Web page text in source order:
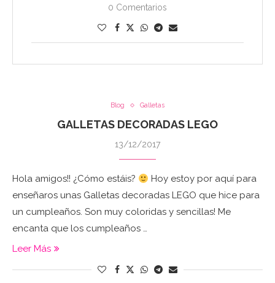
0 Comentarios
Blog Galletas
GALLETAS DECORADAS LEGO
13/12/2017
Hola amigos!! ¿Cómo estáis?
Hoy estoy por aquí para
enseñaros unas Galletas decoradas LEGO que hice para
un cumpleaños. Son muy coloridas y sencillas! Me
encanta que los cumpleaños …
Leer Más